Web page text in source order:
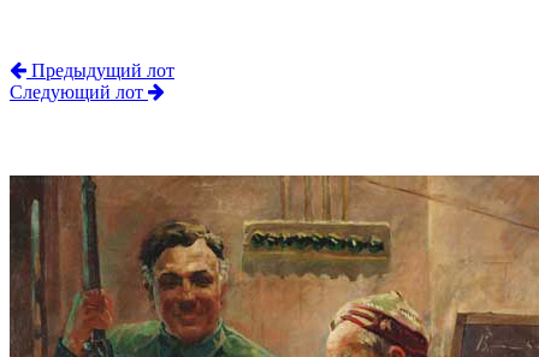
Предыдущий лот
Следующий лот